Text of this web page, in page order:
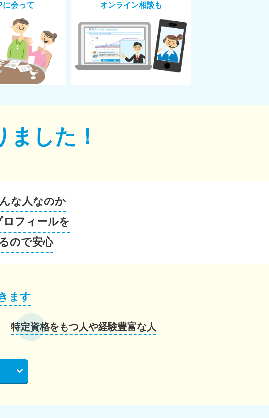
に会って
オンライン相談も
ました！
な人なのか
ロフィールを
ので安心
ます
特定資格をもつ人や経験豊富な人